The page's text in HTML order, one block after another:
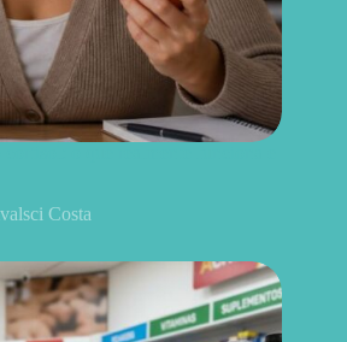
Costa